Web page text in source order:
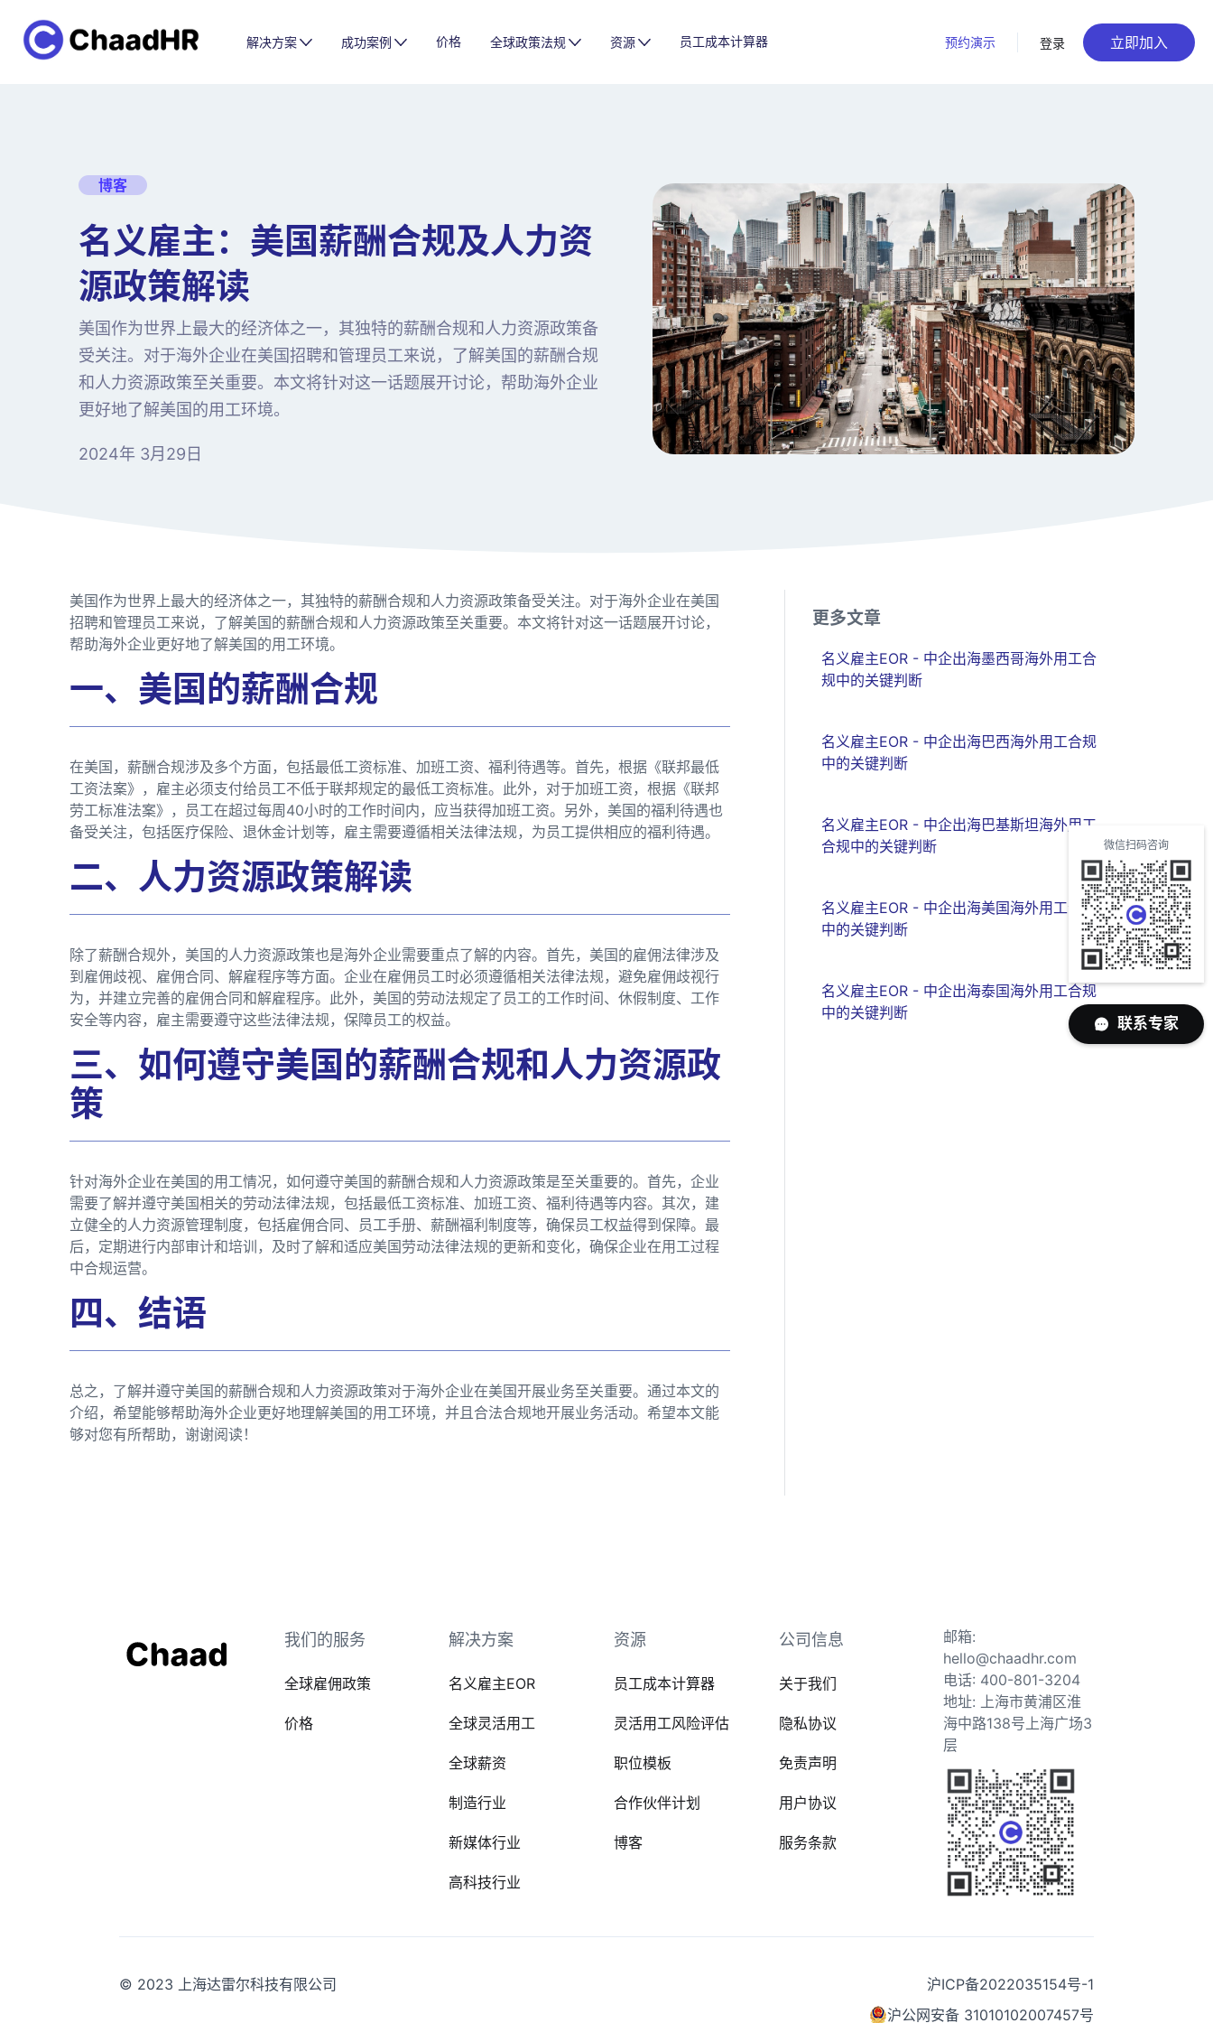
解决方案 成功案例 价格 全球政策法规 资源 员工成本计算器 预约演示 登录 立即加入
博客
名义雇主：美国薪酬合规及人力资
源政策解读
美国作为世界上最大的经济体之一，其独特的薪酬合规和人力资源政策备
受关注。对于海外企业在美国招聘和管理员工来说，了解美国的薪酬合规
和人力资源政策至关重要。本文将针对这一话题展开讨论，帮助海外企业
更好地了解美国的用工环境。
2024年 3月29日
美国作为世界上最大的经济体之一，其独特的薪酬合规和人力资源政策备受关注。对于海外企业在美国
招聘和管理员工来说，了解美国的薪酬合规和人力资源政策至关重要。本文将针对这一话题展开讨论，
帮助海外企业更好地了解美国的用工环境。
一、美国的薪酬合规
在美国，薪酬合规涉及多个方面，包括最低工资标准、加班工资、福利待遇等。首先，根据《联邦最低
工资法案》，雇主必须支付给员工不低于联邦规定的最低工资标准。此外，对于加班工资，根据《联邦
劳工标准法案》，员工在超过每周40小时的工作时间内，应当获得加班工资。另外，美国的福利待遇也
备受关注，包括医疗保险、退休金计划等，雇主需要遵循相关法律法规，为员工提供相应的福利待遇。
二、人力资源政策解读
除了薪酬合规外，美国的人力资源政策也是海外企业需要重点了解的内容。首先，美国的雇佣法律涉及
到雇佣歧视、雇佣合同、解雇程序等方面。企业在雇佣员工时必须遵循相关法律法规，避免雇佣歧视行
为，并建立完善的雇佣合同和解雇程序。此外，美国的劳动法规定了员工的工作时间、休假制度、工作
安全等内容，雇主需要遵守这些法律法规，保障员工的权益。
三、如何遵守美国的薪酬合规和人力资源政
策
针对海外企业在美国的用工情况，如何遵守美国的薪酬合规和人力资源政策是至关重要的。首先，企业
需要了解并遵守美国相关的劳动法律法规，包括最低工资标准、加班工资、福利待遇等内容。其次，建
立健全的人力资源管理制度，包括雇佣合同、员工手册、薪酬福利制度等，确保员工权益得到保障。最
后，定期进行内部审计和培训，及时了解和适应美国劳动法律法规的更新和变化，确保企业在用工过程
中合规运营。
四、结语
总之，了解并遵守美国的薪酬合规和人力资源政策对于海外企业在美国开展业务至关重要。通过本文的
介绍，希望能够帮助海外企业更好地理解美国的用工环境，并且合法合规地开展业务活动。希望本文能
够对您有所帮助，谢谢阅读！
更多文章
名义雇主EOR - 中企出海墨西哥海外用工合
规中的关键判断
名义雇主EOR - 中企出海巴西海外用工合规
中的关键判断
名义雇主EOR - 中企出海巴基斯坦海外用工
合规中的关键判断
名义雇主EOR - 中企出海美国海外用工合规
中的关键判断
名义雇主EOR - 中企出海泰国海外用工合规
中的关键判断
我们的服务
全球雇佣政策
价格
解决方案
名义雇主EOR
全球灵活用工
全球薪资
制造行业
新媒体行业
高科技行业
资源
员工成本计算器
灵活用工风险评估
职位模板
合作伙伴计划
博客
公司信息
关于我们
隐私协议
免责声明
用户协议
服务条款
邮箱:
hello@chaadhr.com
电话: 400-801-3204
地址: 上海市黄浦区淮
海中路138号上海广场3
层
© 2023 上海达雷尔科技有限公司
沪ICP备2022035154号-1
沪公网安备 31010102007457号
微信扫码咨询
联系专家